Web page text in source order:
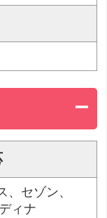
、セゾン、
ィナ